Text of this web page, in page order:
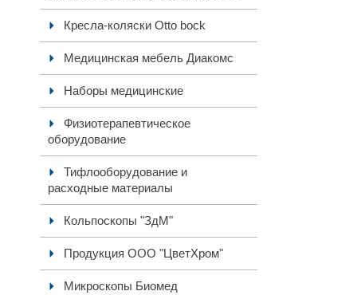
Кресла-коляски Otto bock
Медицинская мебель Диакомс
Наборы медицинские
Физиотерапевтическое
оборудование
Тифлооборудование и
расходные материалы
Кольпоскопы "ЗдМ"
Продукция ООО "ЦветХром"
Микроскопы Биомед